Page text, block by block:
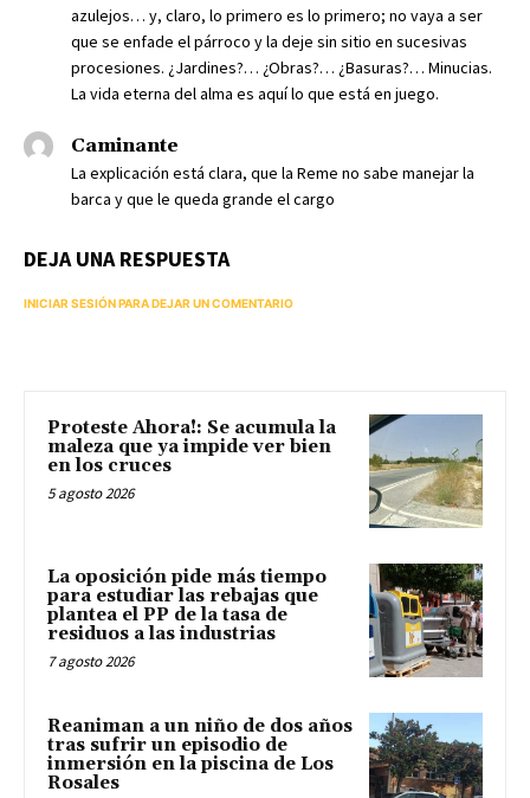
azulejos… y, claro, lo primero es lo primero; no vaya a ser
que se enfade el párroco y la deje sin sitio en sucesivas
procesiones. ¿Jardines?… ¿Obras?… ¿Basuras?… Minucias.
La vida eterna del alma es aquí lo que está en juego.
Caminante
La explicación está clara, que la Reme no sabe manejar la
barca y que le queda grande el cargo
DEJA UNA RESPUESTA
INICIAR SESIÓN PARA DEJAR UN COMENTARIO
Proteste Ahora!: Se acumula la
maleza que ya impide ver bien
en los cruces
5 agosto 2026
La oposición pide más tiempo
para estudiar las rebajas que
plantea el PP de la tasa de
residuos a las industrias
7 agosto 2026
Reaniman a un niño de dos años
tras sufrir un episodio de
inmersión en la piscina de Los
Rosales